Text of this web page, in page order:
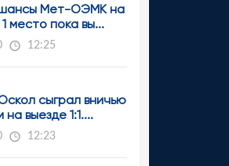
Мет-ОЭМК на
место пока вы...
12:25
сыграл вничью
выезде 1:1....
12:23